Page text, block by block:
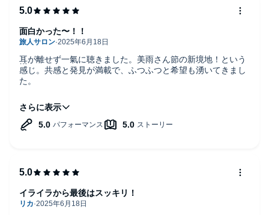
耳が離せず一氣に聴きました。美雨さん節の新境地！という
感じ。共感と発見が満載で、ふつふつと希望も湧いてきまし
た。
あきらめきれないこと、私も今一度大事に行動して行きま
す！
面白かった〜！！
イライラから最後はスッキリ！